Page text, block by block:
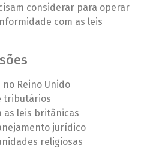
considerar para operar
com as leis
Reino Unido
tributários
as leis britânicas
jurídico
religiosas